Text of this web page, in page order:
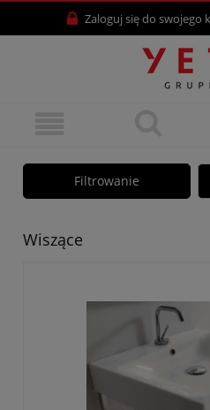
Zaloguj siędo swojego
Filtrowanie
Wiszące